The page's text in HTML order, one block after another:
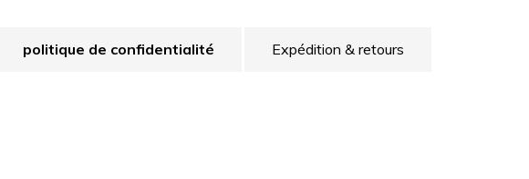
politique de confidentialité Expédition & retours